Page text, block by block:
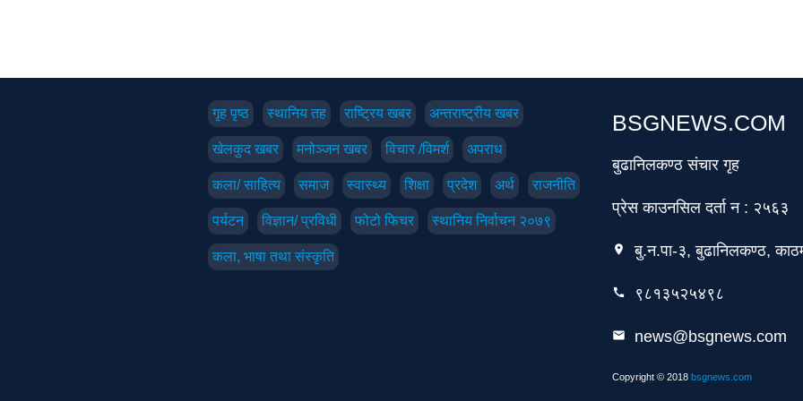
गृह पृष्‍ठ स्थानिय तह राष्ट्रिय खबर अन्तराष्ट्रीय खबर
खेलकुद खबर मनोञ्जन खबर विचार /विमर्श अपराध
कला/ साहित्य समाज स्वास्थ्य शिक्षा प्रदेश अर्थ राजनीति
पर्यटन विज्ञान/ प्रविधी फोटो फिचर स्थानिय निर्वाचन २०७९
कला, भाषा तथा संस्कृति
BSGNEWS.COM
बुढानिलकण्ठ संचार गृह
प्रेस काउनसिल दर्ता न : २५६३
location_on बु.न.पा-३, बुढानिलकण्ठ,
call ९८१३५२५४९८
email news@bsgnews.com
Copyright © 2018bsgnews.com